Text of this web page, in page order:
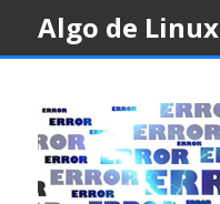
content
Algo de Linux